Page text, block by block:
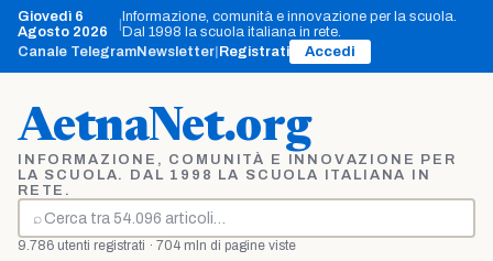
Vai
contenuto
Giovedì 6
Agosto 2026
Informazione, comunità e innovazione per la scuola.
Dal 1998 la scuola italiana in rete.
Canale TelegramNewsletter Registrati Accedi
AetnaNet.org
INFORMAZIONE, COMUNITÀ E INNOVAZIONE PER
LA SCUOLA. DAL 1998 LA SCUOLA ITALIANA IN
RETE.
⌕
Cerca
9.786 utenti registrati · 704 mln di pagine viste